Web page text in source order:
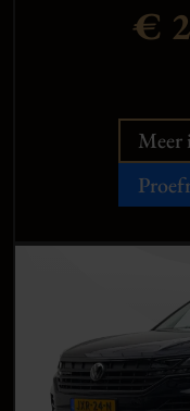
€
Meer